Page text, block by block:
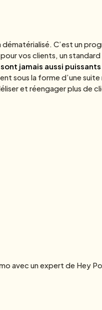
C’est un
vos clients, un
jamais aussi
sous la forme d’une
et réengager plus de
avec un expert de Hey